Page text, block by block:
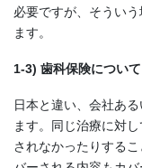
必要ですが、そうい
ます。
1-3) 歯科保険について
日本と違い、会社あ
ます。同じ治療に対
されなかったりする